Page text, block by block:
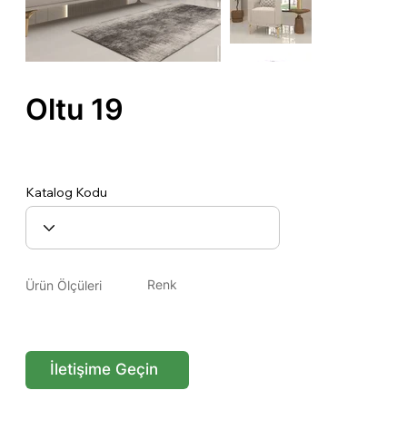
Oltu 19
Katalog Kodu
Ürün Ölçüleri Renk
İletişime Geçin